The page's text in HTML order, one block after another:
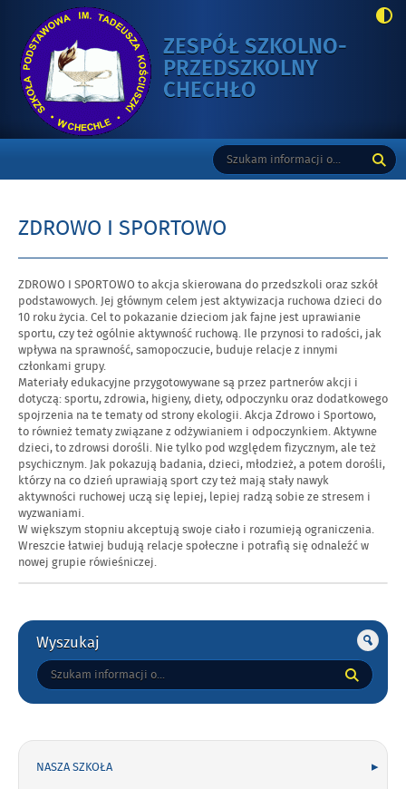
ZESPÓŁ SZKOLNO-
PRZEDSZKOLNY
CHECHŁO
I
SPORTOWO
Wyszukiwarka
Tutaj
wpisz
szukaną
ZDROWO I SPORTOWO
ZDROWO I SPORTOWO to akcja skierowana do przedszkoli oraz szkół
podstawowych. Jej głównym celem jest aktywizacja ruchowa dzieci do
10 roku życia. Cel to pokazanie dzieciom jak fajne jest uprawianie
sportu, czy też ogólnie aktywność ruchową. Ile przynosi to radości, jak
wpływa na sprawność, samopoczucie, buduje relacje z innymi
członkami grupy.
Materiały edukacyjne przygotowywane są przez partnerów akcji i
dotyczą: sportu, zdrowia, higieny, diety, odpoczynku oraz dodatkowego
spojrzenia na te tematy od strony ekologii. Akcja Zdrowo i Sportowo,
to również tematy związane z odżywianiem i odpoczynkiem. Aktywne
dzieci, to zdrowsi dorośli. Nie tylko pod względem fizycznym, ale też
psychicznym. Jak pokazują badania, dzieci, młodzież, a potem dorośli,
którzy na co dzień uprawiają sport czy też mają stały nawyk
aktywności ruchowej uczą się lepiej, lepiej radzą sobie ze stresem i
wyzwaniami.
W większym stopniu akceptują swoje ciało i rozumieją ograniczenia.
Wreszcie łatwiej budują relacje społeczne i potrafią się odnaleźć w
nowej grupie rówieśniczej.
Gorne
Wyszukaj
Tutaj
wpisz
NASZA SZKOŁA